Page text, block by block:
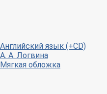
Английский язык (+CD)
А. А. Логвина
Мягкая обложка